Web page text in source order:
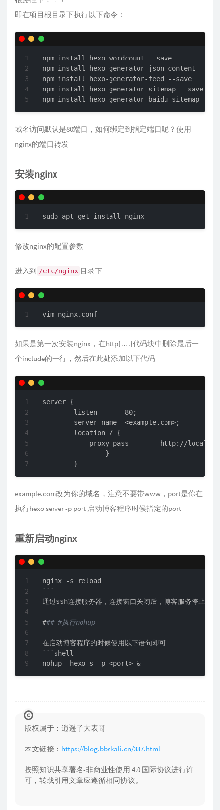
即在项目根目录下执行以下命令：
npm install hexo-wordcount --save
npm install hexo-generator-json-content --
npm install hexo-generator-feed --save
npm install hexo-generator-sitemap --save
npm install hexo-generator-baidu-sitemap --
域名访问默认是80端口，如何绑定到指定端口呢？使用
nginx的端口转发
安装nginx
sudo apt-get install nginx
修改nginx的配置参数
进入到 /etc/nginx 目录下
vim nginx.conf
如果是第一次安装nginx，在http{….}代码块中删除最后一
个include的一行，然后在此处添加以下代码
server {
        listen       80;
        server_name  <example.com>;
        location / {
proxy_pass        http://
                }
        }
example.com改为你的域名，注意不要带www，port是你在
执行hexo server -p port 启动博客程序时候指定的port
重新启动nginx
nginx -s reload
```
### #执行nohup
在启动博客程序的时候使用以下语句即可
```shell
nohup  hexo s -p <port> &
版权属于：逍遥子大表哥
本文链接： https://blog.bbskali.cn/337.html
按照知识共享署名-非商业性使用 4.0 国际协议进行许
可，转载引用文章应遵循相同协议。